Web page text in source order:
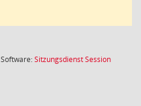
Software:SitzungsdienstSession(Wird in